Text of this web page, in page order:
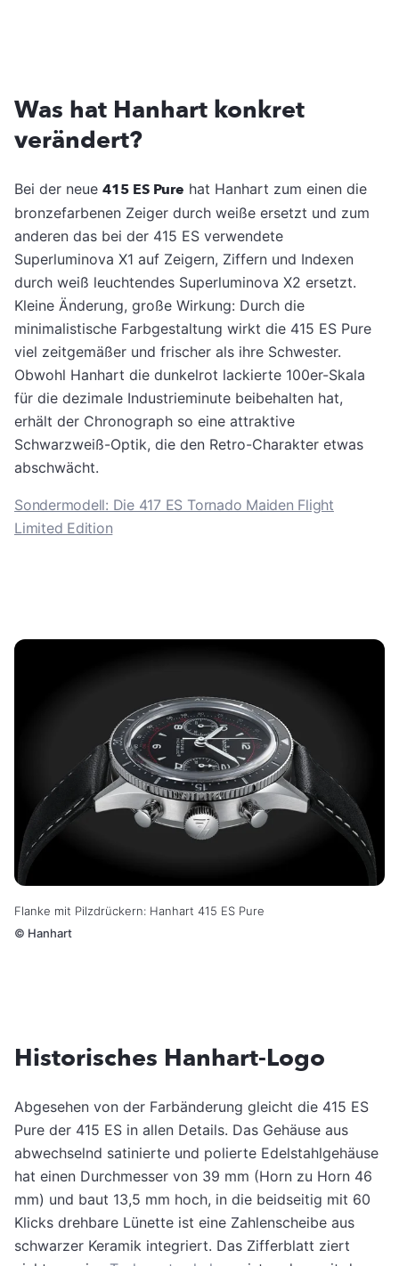
Was hat Hanhart konkret
verändert?
Bei der neue 415 ES Pure hat Hanhart zum einen die
bronzefarbenen Zeiger durch weiße ersetzt und zum
anderen das bei der 415 ES verwendete
Superluminova X1 auf Zeigern, Ziffern und Indexen
durch weiß leuchtendes Superluminova X2 ersetzt.
Kleine Änderung, große Wirkung: Durch die
minimalistische Farbgestaltung wirkt die 415 ES Pure
viel zeitgemäßer und frischer als ihre Schwester.
Obwohl Hanhart die dunkelrot lackierte 100er-Skala
für die dezimale Industrieminute beibehalten hat,
erhält der Chronograph so eine attraktive
Schwarzweiß-Optik, die den Retro-Charakter etwas
abschwächt.
Sondermodell: Die 417 ES Tornado Maiden Flight
Limited Edition
Flanke mit Pilzdrückern: Hanhart 415 ES Pure
© Hanhart
Historisches Hanhart-Logo
Abgesehen von der Farbänderung gleicht die 415 ES
Pure der 415 ES in allen Details. Das Gehäuse aus
abwechselnd satinierte und polierte Edelstahlgehäuse
hat einen Durchmesser von 39 mm (Horn zu Horn 46
mm) und baut 13,5 mm hoch, in die beidseitig mit 60
Klicks drehbare Lünette ist eine Zahlenscheibe aus
schwarzer Keramik integriert. Das Zifferblatt ziert